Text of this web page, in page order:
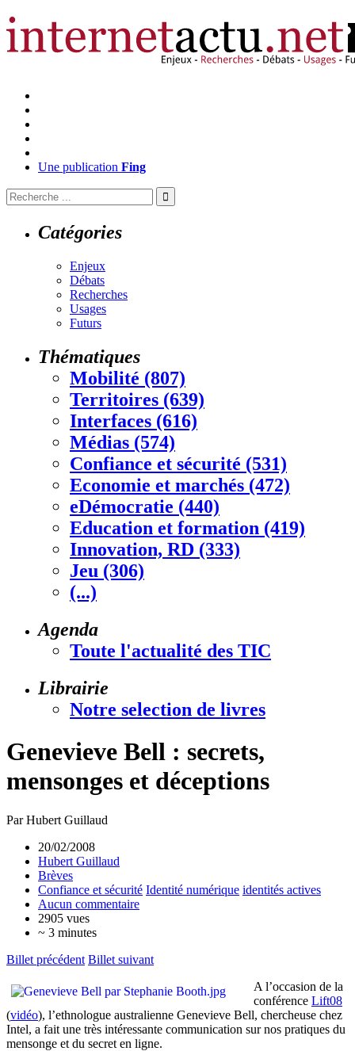
Une publication Fing
Catégories
Enjeux
Débats
Recherches
Usages
Futurs
Thématiques
Mobilité (807)
Territoires (639)
Interfaces (616)
Médias (574)
Confiance et sécurité (531)
Economie et marchés (472)
eDémocratie (440)
Education et formation (419)
Innovation, RD (333)
Jeu (306)
(...)
Agenda
Toute l'actualité des TIC
Librairie
Notre selection de livres
Genevieve Bell : secrets,
mensonges et déceptions
Par Hubert Guillaud
20/02/2008
Hubert Guillaud
Brèves
Confiance et sécurité Identité numérique identités actives
Aucun commentaire
2905 vues
~ 3 minutes
Billet précédent Billet suivant
A l’occasion de la
conférence Lift08
(vidéo), l’ethnologue australienne Genevieve Bell, chercheuse chez
Intel, a fait une très intéressante communication sur nos pratiques du
mensonge et du secret en ligne.